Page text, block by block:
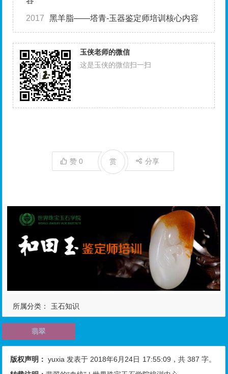
2017 黑羊脂——塔青-玉器鉴定师培训核心内容
玉侠老师的微信
这是玉侠的微信扫一扫
赞0 分享
赏
所属分类： 玉石知识
翡翠
版权声明： yuxia 发表于 2018年6月24日 17:55:09 ，共 387 字。